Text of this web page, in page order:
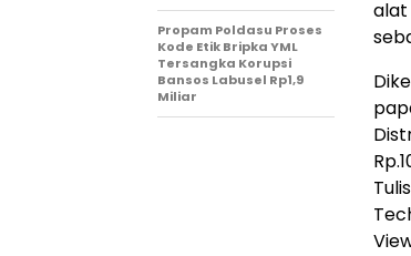
alat
Propam Poldasu Proses
Kode Etik Bripka YML
Tersangka Korupsi
Bansos Labusel Rp1,9
Miliar